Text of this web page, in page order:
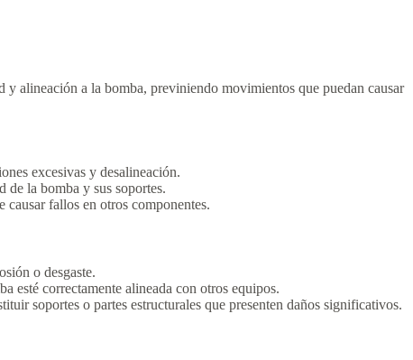
alineación a la bomba, previniendo movimientos que puedan causar
excesivas y desalineación.
de la bomba y sus soportes.
fallos en otros componentes.
o desgaste.
esté correctamente alineada con otros equipos.
soportes o partes estructurales que presenten daños significativos.